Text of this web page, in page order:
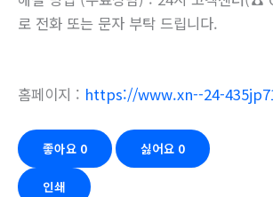
로 전화 또는 문자 부탁 드립니다.
홈페이지 : https://www.xn--24-
좋아요 0 싫어요 0
인쇄